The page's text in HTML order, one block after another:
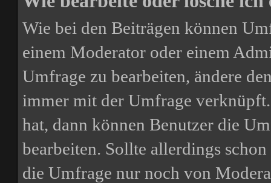
Wie bei den Beiträgen können
einem Moderator oder einem
Umfrage zu bearbeiten, ändere
immer mit der Umfrage
hat, dann können Benutzer die
bearbeiten. Sollte allerdings
die Umfrage nur noch von